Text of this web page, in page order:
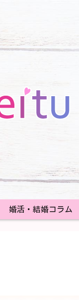
婚活・結婚コラム